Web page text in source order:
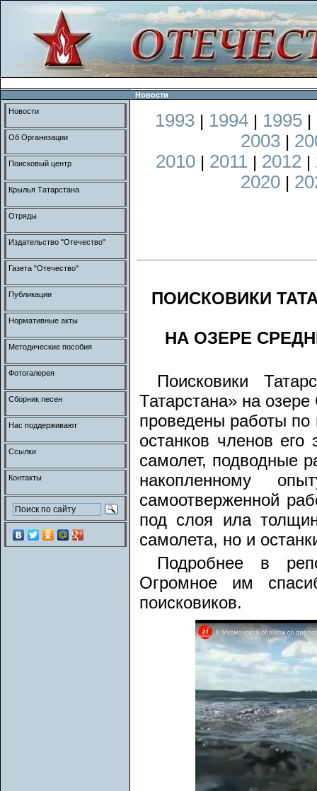
Новости
1993 | 1994 | 1995 |
2003 |
2010 | 2011 | 2012 |
2020 |
ПОИСКОВИКИ
НА ОЗЕРЕ
Поисковики
Татарстана» на
проведены работы
останков членов его
самолет, подводные
накопленному
самоотверженной
под слоя ила
самолета, но и
Подробнее в
Огромное им
поисковиков.
Новости
Об Организации
Поисковый центр
Крылья Татарстана
Отряды
Издательство "Отечество"
Газета "Отечество"
Публикации
Нормативные акты
Методические пособия
Фотогалерея
Сборник песен
Нас поддерживают
Ссылки
Контакты